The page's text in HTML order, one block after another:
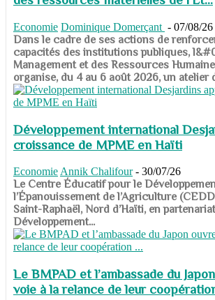
Economie Dominique Domerçant - 07/08/26
Dans le cadre de ses actions de
capacités des institutions publiques,
Management et des Ressources
organise, du 4 au 6 août 2026, un atelier
Développement international
croissance de MPME en Haïti
Economie Annik Chalifour - 30/07/26
​​​​​​​Le Centre Éducatif pour le
l’Épanouissement de l’Agriculture
Saint-Raphaël, Nord d’Haïti, en
Développement...
Le BMPAD et l’ambassade du
voie à la relance de leur